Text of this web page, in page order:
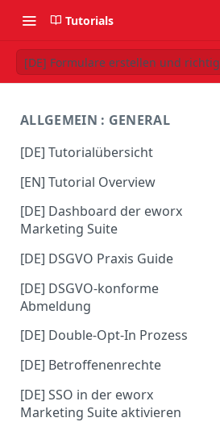
Tutorials
[DE] Formulare erstellen und
ALLGEMEIN : GENERAL
[DE] Tutorialübersicht
[EN] Tutorial Overview
[DE] Dashboard der eworx
Marketing Suite
[DE] DSGVO Praxis Guide
[DE] DSGVO-konforme
Abmeldung
[DE] Double-Opt-In Prozess
[DE] Betroffenenrechte
[DE] SSO in der eworx
Marketing Suite aktivieren